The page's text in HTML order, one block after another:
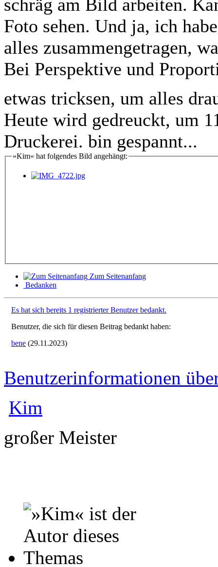
schräg am Bild arbeiten.
Foto sehen. Und ja, ich
alles zusammengetragen,
Bei Perspektive und
etwas tricksen, um alles
Heute wird gedreuckt, um
Druckerei. bin gespannt...
»Kim« hat folgendes Bild angehängt:
Zum Seitenanfang
Bedanken
Es hat sich bereits 1 registrierter Benutzer bedankt.
Benutzer, die sich für diesen Beitrag bedankt haben:
bene (29.11.2023)
Benutzerinformationen
Kim
großer Meister